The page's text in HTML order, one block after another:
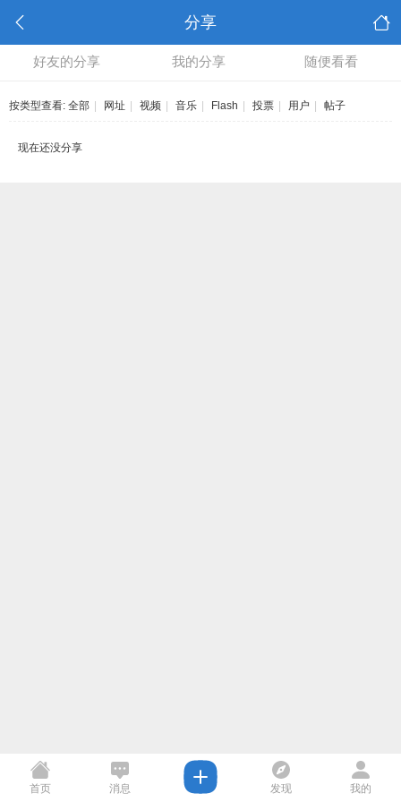
分享
好友的分享 我的分享 随便看看
按类型查看: 全部 网址 视频 音乐 Flash 投票 用户 帖子
现在还没分享
首页 消息 发现 我的